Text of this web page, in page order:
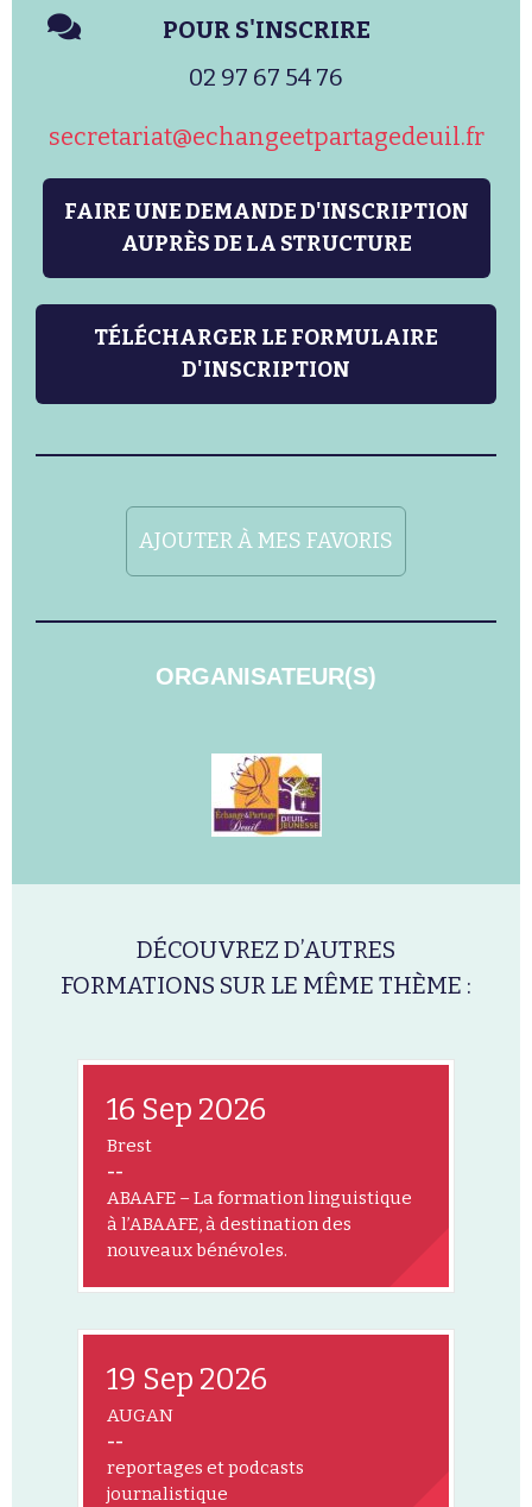
POUR S'INSCRIRE
02 97 67 54 76
secretariat@echangeetpartagedeuil.fr
FAIRE UNE DEMANDE D'INSCRIPTION
AUPRÈS DE LA STRUCTURE
TÉLÉCHARGER LE FORMULAIRE
D'INSCRIPTION
AJOUTER À MES FAVORIS
ORGANISATEUR(S)
DÉCOUVREZ D’AUTRES
FORMATIONS SUR LE MÊME THÈME :
16 Sep 2026
Brest
--
ABAAFE – La formation linguistique
à l’ABAAFE, à destination des
nouveaux bénévoles.
19 Sep 2026
AUGAN
--
reportages et podcasts
journalistique